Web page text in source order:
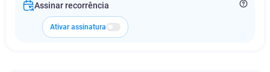
Assinar recorrência
Ativar assinatura